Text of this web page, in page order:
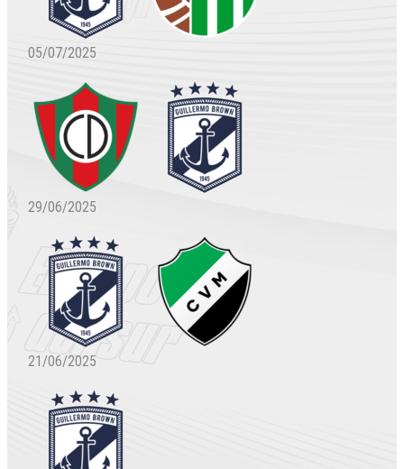
05/07/2025
29/06/2025
21/06/2025